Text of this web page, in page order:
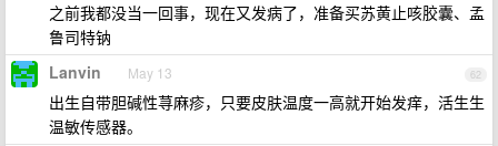
之前我都没当一回事，现在又发病了，准备买苏黄止咳胶囊、孟
鲁司特钠
62
Lanvin May 13
出生自带胆碱性荨麻疹，只要皮肤温度一高就开始发痒，活生生
温敏传感器。